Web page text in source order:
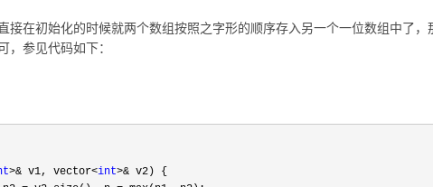
接在初始化的时候就两个数组按照之字形的顺序存入另一个一位数组中了，
参见代码如下：
>& v1, vector<int>& v2) {